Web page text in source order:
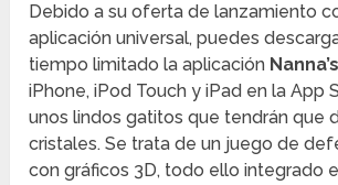
Debido a su oferta de lanzamiento
aplicación universal, puedes
tiempo limitado la aplicación
iPhone, iPod Touch y iPad en la App
unos lindos gatitos que tendrán que
cristales. Se trata de un juego de
con gráficos 3D, todo ello integrado